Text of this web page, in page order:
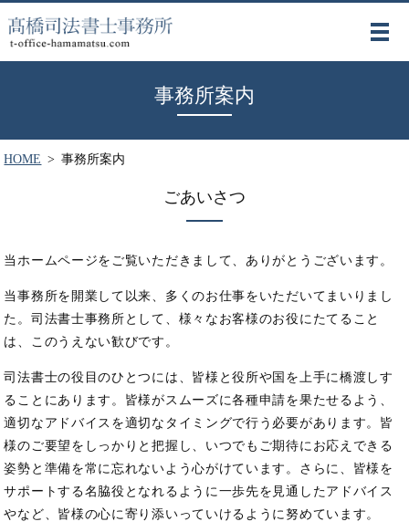
事務所案内
HOME 事務所案内
ごあいさつ
当ホームページをご覧いただきまして、ありがとうございます。
当事務所を開業して以来、多くのお仕事をいただいてまいりまし
た。 司法書士事務所として、様々なお客様のお役にたてること
は、このうえない歓びです。
司法書士の役目のひとつには、皆様と役所や国を上手に橋渡しす
ることにあります。 皆様がスムーズに各種申請を果たせるよう、
適切なアドバイスを適切なタイミングで行う必要があります。 皆
様のご要望をしっかりと把握し、いつでもご期待にお応えできる
姿勢と準備を常に忘れないよう心がけています。 さらに、皆様を
サポートする名脇役となれるように一歩先を見通したアドバイス
やなど、皆様の心に寄り添いっていけるように努めています。